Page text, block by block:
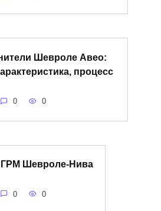
Шевроле Авео:
процесс
0 0
ГРМ Шевроле-Нива
0 0